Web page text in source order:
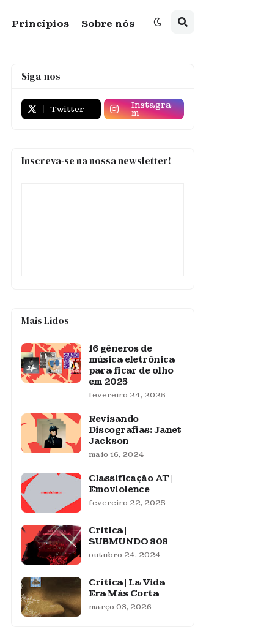
Princípios Sobre nós
Siga-nos
Twitter Instagra
m
Inscreva-se na nossa newsletter!
Mais Lidos
16 gêneros de
música eletrônica
para ficar de olho
em 2025
fevereiro 24, 2025
Revisando
Discografias: Janet
Jackson
maio 16, 2024
Classificação AT |
Emoviolence
fevereiro 22, 2025
Crítica |
SUBMUNDO 808
outubro 24, 2024
Crítica | La Vida
Era Más Corta
março 03, 2026